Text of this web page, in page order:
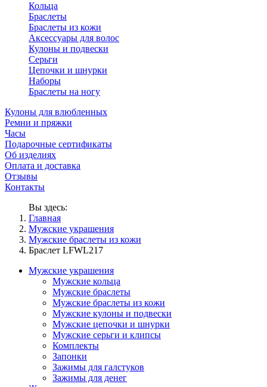
Кольца
Браслеты
Браслеты из кожи
Аксессуары для волос
Кулоны и подвески
Серьги
Цепочки и шнурки
Наборы
Браслеты на ногу
Кулоны для влюбленных
Ремни и пряжки
Часы
Подарочные сертификаты
Об изделиях
Оплата и доставка
Отзывы
Контакты
Вы здесь:
Главная
Мужские украшения
Мужские браслеты из кожи
Браслет LFWL217
Мужские украшения
Мужские кольца
Мужские браслеты
Мужские браслеты из кожи
Мужские кулоны и подвески
Мужские цепочки и шнурки
Мужские серьги и клипсы
Комплекты
Запонки
Зажимы для галстуков
Зажимы для денег